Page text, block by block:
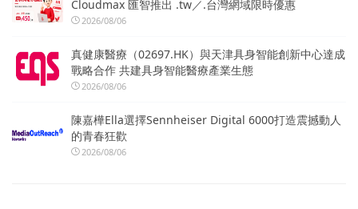
Cloudmax 匯智推出 .tw／.台灣網域限時優惠
2026/08/06
真健康醫療（02697.HK）與天津具身智能創新中心達成
戰略合作 共建具身智能醫療產業生態
2026/08/06
陳嘉樺Ella選擇Sennheiser Digital 6000打造震撼動人
的青春狂歡
2026/08/06